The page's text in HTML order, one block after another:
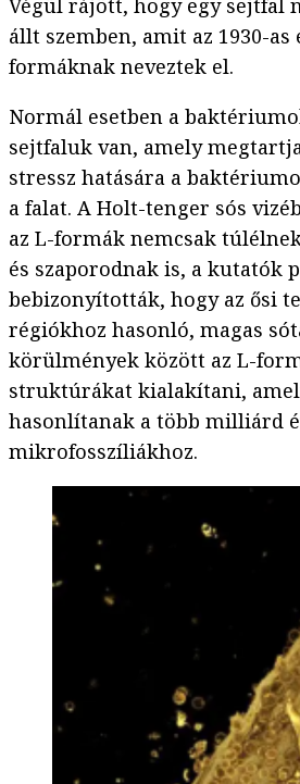
Végül rájött, hogy egy sejtfal
állt szemben, amit az 1930-as
formáknak neveztek el.
Normál esetben a
sejtfaluk van, amely
stressz hatására a
a falat. A Holt-tenger sós
az L-formák nemcsak
és szaporodnak is, a kutatók
bebizonyították, hogy az ősi
régiókhoz hasonló, magas
körülmények között az L-
struktúrákat kialakítani,
hasonlítanak a több milliárd
mikrofosszíliákhoz.